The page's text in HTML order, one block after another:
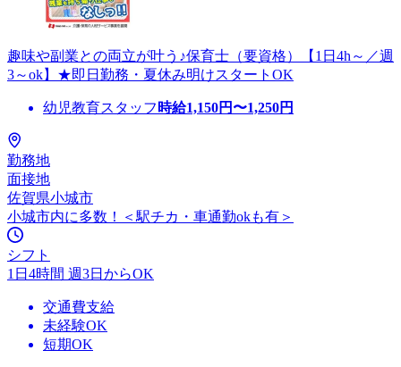
趣味や副業との両立が叶う♪保育士（要資格）【1日4h～／週
3～ok】★即日勤務・夏休み明けスタートOK
幼児教育スタッフ 時給1,150円〜1,250円
勤務地
面接地
佐賀県小城市
小城市内に多数！＜駅チカ・車通勤okも有＞
シフト
1日4時間 週3日からOK
交通費支給
未経験OK
短期OK